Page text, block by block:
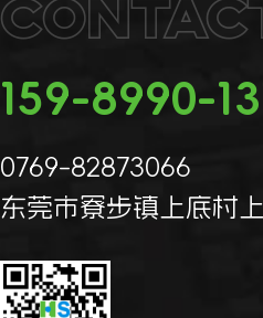
159-8990-
0769-82873066
东莞市寮步镇上底村